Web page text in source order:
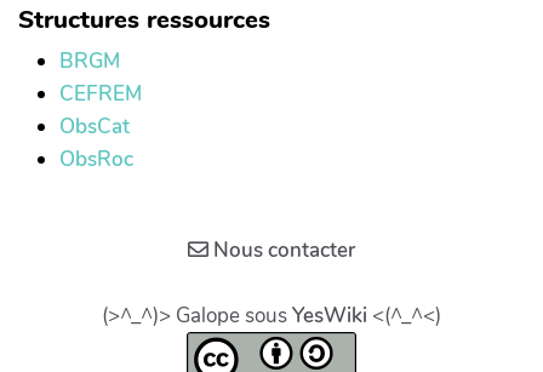
Structures ressources
BRGM
CEFREM
ObsCat
ObsRoc
Nous contacter
(>^_^)> Galope sousYesWiki <(^_^<)